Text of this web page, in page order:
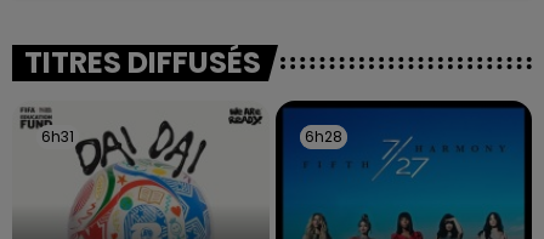
excuses.
TITRES DIFFUSÉS
6h31
6h31 6h28
6h28